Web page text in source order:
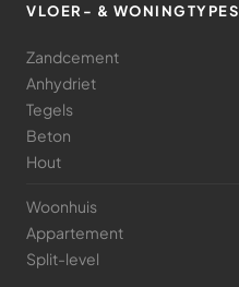
VLOER- & WONINGTYPES
Zandcement
Anhydriet
Tegels
Beton
Hout
Woonhuis
Appartement
Split-level